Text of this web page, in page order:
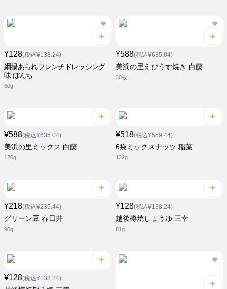
¥128(税込¥138.24)
綱揚あられフレンチドレッシング
味 ぼんち
60g
¥588(税込¥635.04)
美浜の里えびうす焼き 白藤
30枚
¥588(税込¥635.04)
美浜の里ミックス 白藤
120g
¥518(税込¥559.44)
6袋ミックスナッツ 稲葉
132g
¥218(税込¥235.44)
グリーン豆 春日井
90g
¥128(税込¥138.24)
越後樽焼しょうゆ 三幸
81g
¥128(税込¥138.24)